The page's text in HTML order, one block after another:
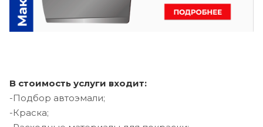
В стоимость услуги входит:
-Подбор автоэмали;
-Краска;